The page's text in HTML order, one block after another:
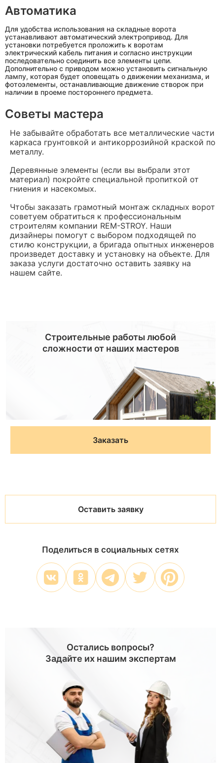
Автоматика
Для удобства использования на складные ворота
устанавливают автоматический электропривод. Для
установки потребуется проложить к воротам
электрический кабель питания и согласно инструкции
последовательно соединить все элементы цепи.
Дополнительно с приводом можно установить сигнальную
лампу, которая будет оповещать о движении механизма, и
фотоэлементы, останавливающие движение створок при
наличии в проеме постороннего предмета.
Советы мастера
Не забывайте обработать все металлические части
каркаса грунтовкой и антикоррозийной краской по
металлу.
Деревянные элементы (если вы выбрали этот
материал) покройте специальной пропиткой от
гниения и насекомых.
Чтобы заказать грамотный монтаж складных ворот
советуем обратиться к профессиональным
строителям компании REM-STROY. Наши
дизайнеры помогут с выбором подходящей по
стилю конструкции, а бригада опытных инженеров
произведет доставку и установку на объекте. Для
заказа услуги достаточно оставить заявку на
нашем сайте.
Строительные работы любой
сложности от наших мастеров
Заказать
Оставить заявку
Поделиться в социальных сетях
Остались вопросы?
Задайте их нашим экспертам